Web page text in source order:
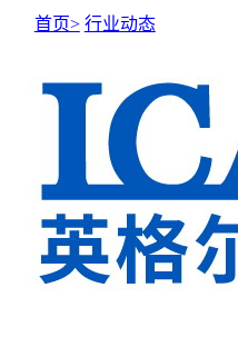
NEWS CENTER
首页> 行业动态